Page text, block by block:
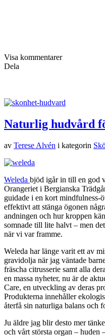
Visa kommentarer
Dela
Naturlig hudvård
av Terese Alvén i kategorin
Weleda bjöd igår in till en god
Orangeriet i Bergianska
guidade i en kort mindfulness-
effektivt att stänga ögonen
andningen och hur kroppen
somnade till lite halvt – men
när vi var framme.
Weleda har länge varit ett av
gravidolja när jag väntade
fräscha citrusserie samt alla
en massa nyheter, nu är de
Care, en utveckling av deras
Produkterna innehåller
återfå sin naturliga balans och
Ju äldre jag blir desto mer
och vårt största organ –